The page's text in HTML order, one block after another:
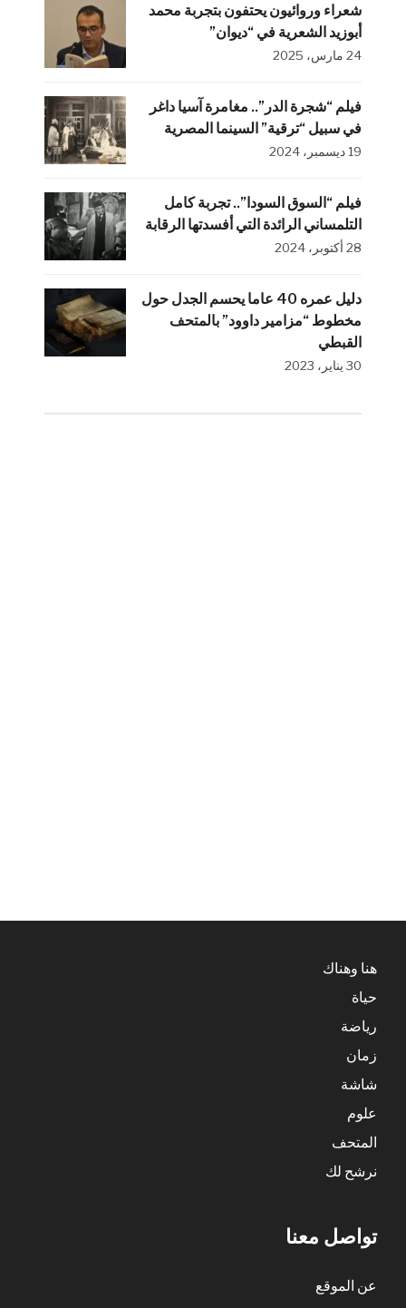
شعراء وروائيون يحتفون بتجربة محمد
أبوزيد الشعرية في “ديوان”
24 مارس، 2025
فيلم “شجرة الدر”.. مغامرة آسيا داغر
في سبيل “ترقية” السينما المصرية
19 ديسمبر، 2024
فيلم “السوق السودا”.. تجربة كامل
التلمساني الرائدة التي أفسدتها الرقابة
28 أكتوبر، 2024
دليل عمره 40 عاما يحسم الجدل حول
مخطوط “مزامير داوود” بالمتحف
القبطي
30 يناير، 2023
هنا وهناك
حياة
رياضة
زمان
شاشة
علوم
المتحف
نرشح لك
تواصل معنا
عن الموقع